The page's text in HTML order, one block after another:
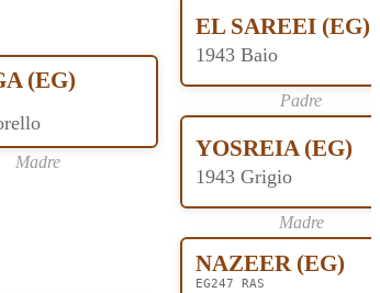
(EG)
Madre
EL SAREEI (EG)
1943 Baio
Padre
YOSREIA (EG)
1943 Grigio
Madre
NAZEER (EG)
EG247 RAS